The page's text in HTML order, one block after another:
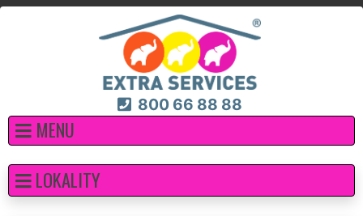
800 66 88 88
MENU
LOKALITY